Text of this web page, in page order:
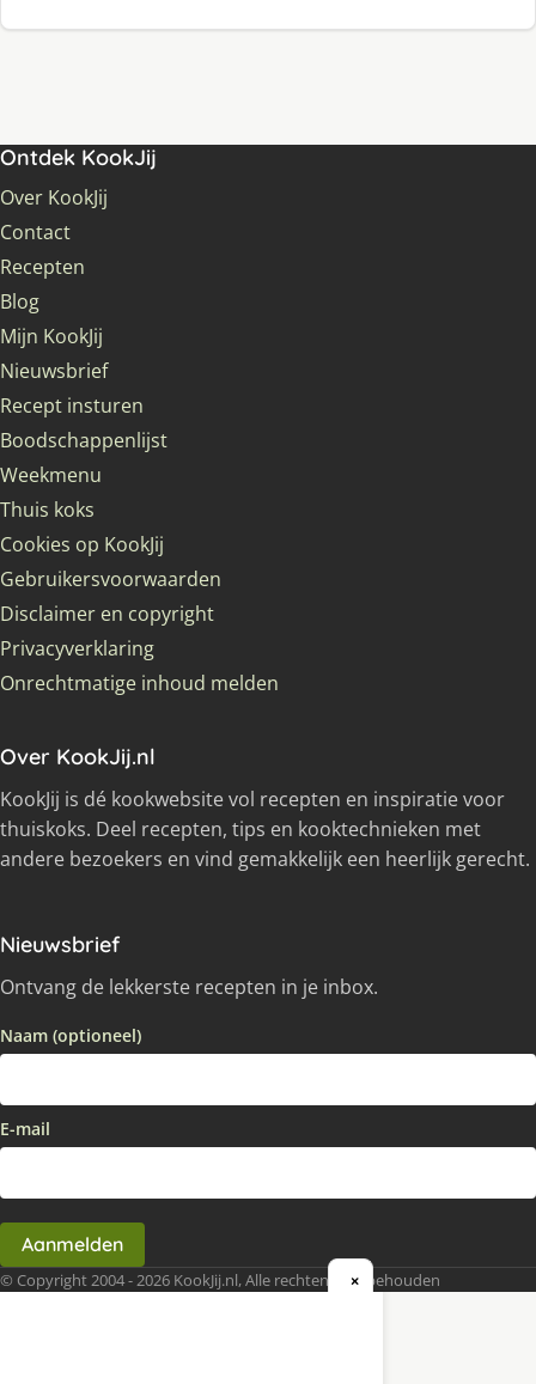
Ontdek KookJij
Over KookJij
Contact
Recepten
Blog
Mijn KookJij
Nieuwsbrief
Recept insturen
Boodschappenlijst
Weekmenu
Thuis koks
Cookies op KookJij
Gebruikersvoorwaarden
Disclaimer en copyright
Privacyverklaring
Onrechtmatige inhoud melden
Over KookJij.nl
KookJij is dé kookwebsite vol recepten en inspiratie voor
thuiskoks. Deel recepten, tips en kooktechnieken met
andere bezoekers en vind gemakkelijk een heerlijk gerecht.
Nieuwsbrief
Ontvang de lekkerste recepten in je inbox.
Naam (optioneel)
E-mail
Aanmelden
© Copyright 2004 - 2026 KookJij.nl, Alle rechten voorbehouden
×